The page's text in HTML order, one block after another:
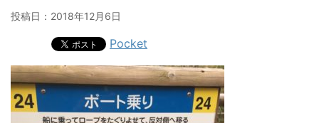
投稿日： 2018年12月6日
Pocket